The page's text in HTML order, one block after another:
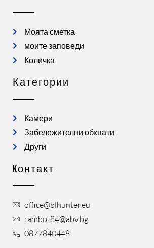
Моята сметка
моите заповеди
Количка
Категории
Камери
Забележителни обхвати
Други
Kонтакт
office@blhunter.eu
rambo_84@abv.bg
0877840448